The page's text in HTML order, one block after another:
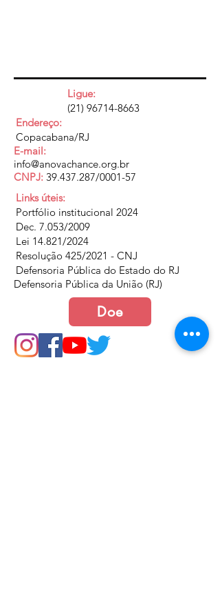
Ligue:
(21) 96714-8663
Endereço:
Copacabana/RJ
E-mail:
info@anovachance.org.br
CNPJ: 39.437.287/0001-57
Links úteis:
Portfólio institucional 2024
Dec. 7.053/2009
Lei 14.821/2024
Resolução 425/2021 - CNJ
Defensoria Pública do Estado do RJ
Defensoria Pública da União (RJ)
Doe